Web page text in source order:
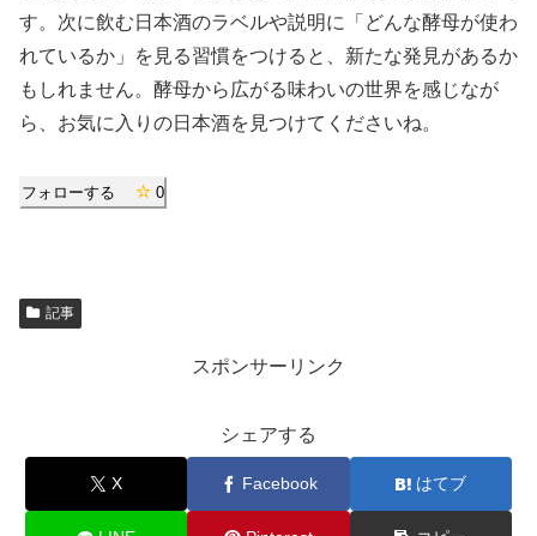
す。次に飲む日本酒のラベルや説明に「どんな酵母が使わ
れているか」を見る習慣をつけると、新たな発見があるか
もしれません。酵母から広がる味わいの世界を感じなが
ら、お気に入りの日本酒を見つけてくださいね。
フォローする 0
記事
スポンサーリンク
シェアする
X Facebook はてブ